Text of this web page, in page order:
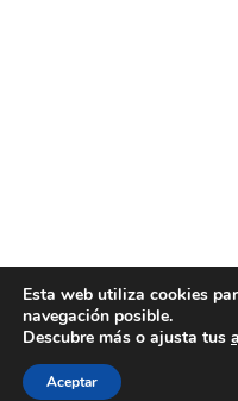
Esta web utiliza cookies
navegación posible.
Descubre más o ajusta tus
Aceptar